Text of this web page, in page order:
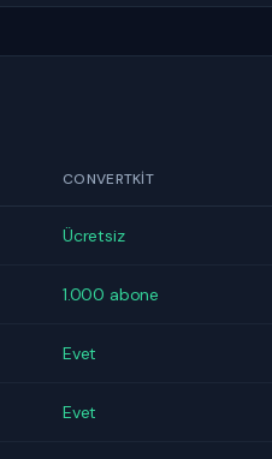
CONVERTKIT
Ücretsiz
1.000 abone
Evet
Evet